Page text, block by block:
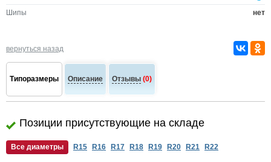
Шипы нет
вернуться назад
Типоразмеры Описание Отзывы (0)
Позиции присутствующие на складе
Все диаметры R15 R16 R17 R18 R19 R20 R21 R22